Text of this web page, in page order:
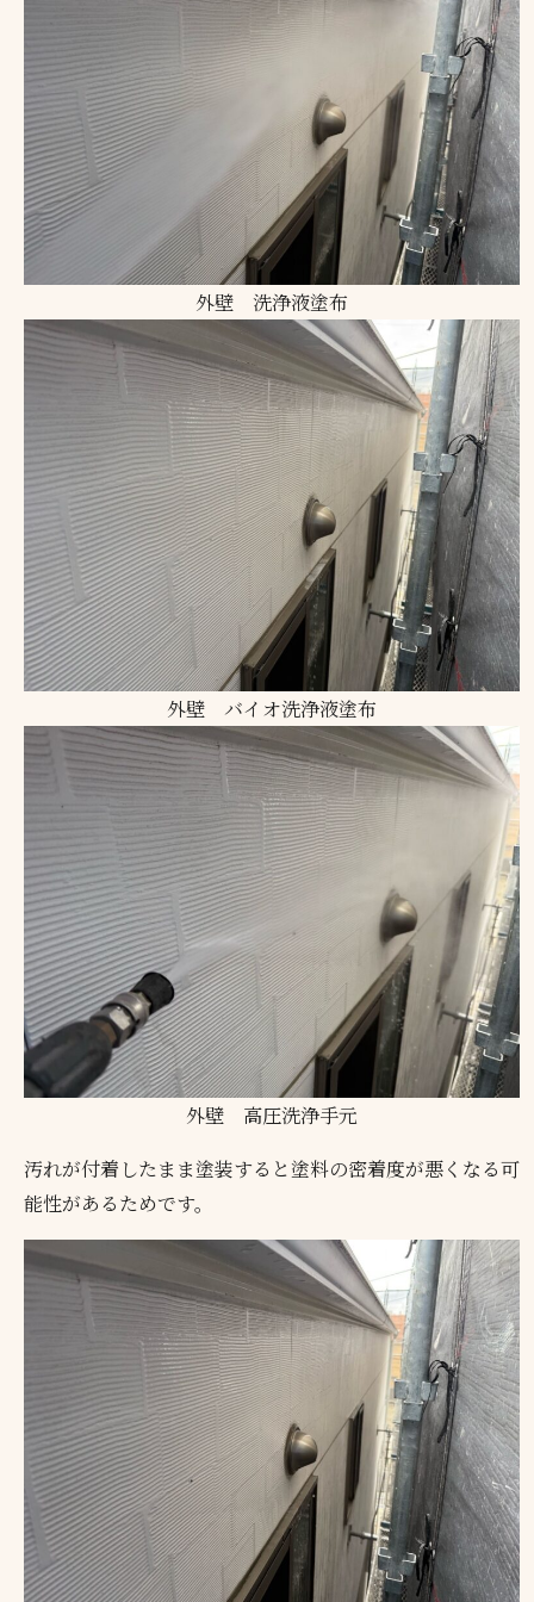
外壁 洗浄液塗布
外壁 バイオ洗浄液塗布
外壁 高圧洗浄手元
汚れが付着したまま塗装すると塗料の密着度が悪くなる可
能性があるためです。